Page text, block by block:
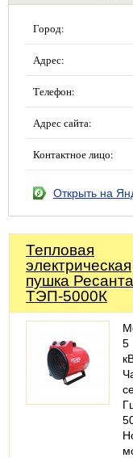
Город:
Адрес:
Телефон:
Адрес сайта:
Контактное лицо:
Открыть на
Тепловая
электрическая
пушка Ресанта
ТЭП-5000К
5